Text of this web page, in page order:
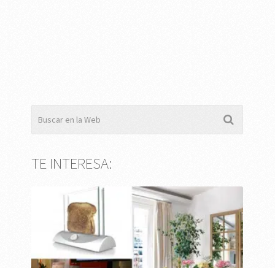
TE INTERESA: